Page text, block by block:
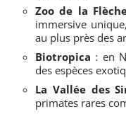
Zoo de la
immersive
au plus près des
Biotropica : en
des espèces
La Vallée des
primates rares